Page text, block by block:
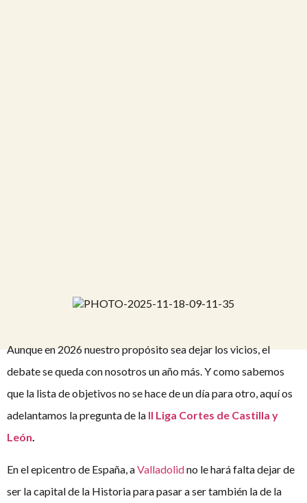
Aunque en 2026 nuestro propósito sea dejar los vicios, el
debate se queda con nosotros un año más. Y como sabemos
que la lista de objetivos no se hace de un día para otro, aquí os
adelantamos la pregunta de la II Liga Cortes de Castilla y
León.
En el epicentro de España, aValladolidno le hará falta dejar de
ser la capital de la Historia para pasar a ser también la de la